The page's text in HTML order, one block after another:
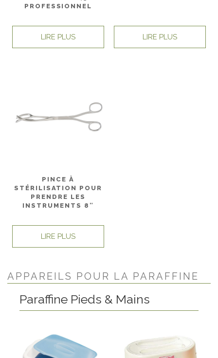
PROFESSIONNEL
LIRE PLUS LIRE PLUS
PINCE À
STÉRILISATION POUR
PRENDRE LES
INSTRUMENTS 8″
LIRE PLUS
APPAREILS POUR LA PARAFFINE
Paraffine Pieds & Mains